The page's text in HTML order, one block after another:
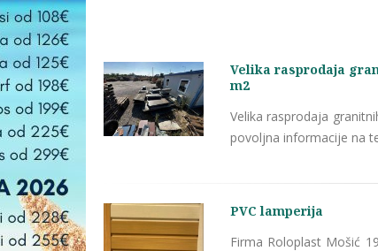
Velika rasprodaja
m2
Velika rasprodaja
povoljna informacije na
PVC lamperija
Firma Roloplast Mošić